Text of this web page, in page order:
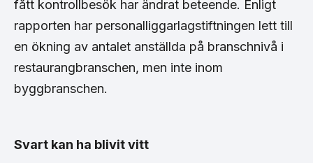
fått kontrollbesök har ändrat beteende. Enligt
rapporten har personalliggarlagstiftningen lett till
en ökning av antalet anställda på branschnivå i
restaurangbranschen, men inte inom
byggbranschen.
Svart kan ha blivit vitt